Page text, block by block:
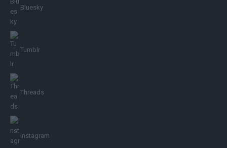
Bluesky
Tumblr
Threads
Instagram